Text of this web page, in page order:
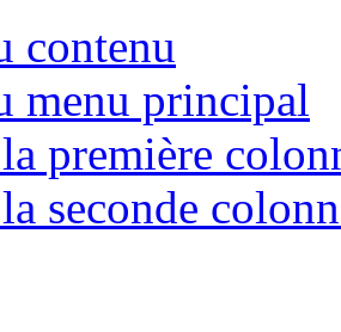
contenu
menu principal
première
seconde